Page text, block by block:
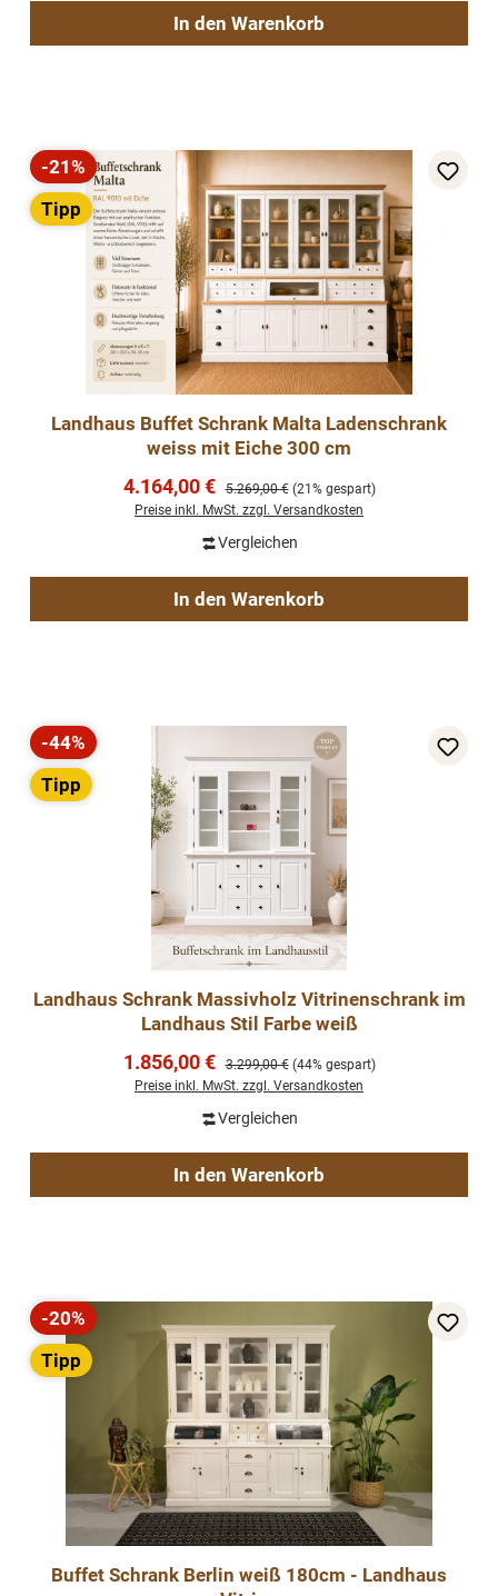
In den Warenkorb
Rabatt
-21%
Tipp
Landhaus Buffet Schrank Malta Ladenschrank
weiss mit Eiche 300 cm
Verkaufspreis:
4.164,00 € Regulärer Preis:
5.269,00 € (21% gespart)
Preise inkl. MwSt. zzgl. Versandkosten
Vergleichen
In den Warenkorb
Rabatt
-44%
Tipp
Landhaus Schrank Massivholz Vitrinenschrank im
Landhaus Stil Farbe weiß
Verkaufspreis:
1.856,00 € Regulärer Preis:
3.299,00 € (44% gespart)
Preise inkl. MwSt. zzgl. Versandkosten
Vergleichen
In den Warenkorb
Rabatt
-20%
Tipp
Buffet Schrank Berlin weiß 180cm - Landhaus